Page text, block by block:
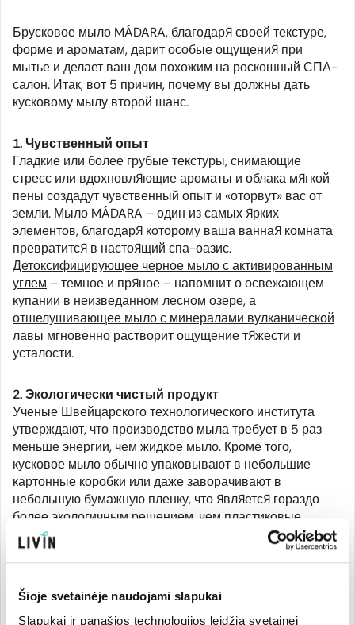
Šioje svetainėje naudojami slapukai
Slapukai ir panašios technologijos leidžia svetainei
Брусковое мыло MÁDARA, благодаря своей текстуре,
форме и ароматам, дарит особые ощущения при
мытье и делает ваш дом похожим на роскошный СПА-
салон. Итак, вот 5 причин, почему вы должны дать
кусковому мылу второй шанс.
1. Чувственный опыт
Гладкие или более грубые текстуры, снимающие
стресс или вдохновляющие ароматы и облака мягкой
пены создадут чувственный опыт и «оторвут» вас от
земли. Мыло MÁDARA – один из самых ярких
элементов, благодаря которому ваша ванная комната
превратится в настоящий спа-оазис.
Детоксифицирующее черное мыло с активированным
углем – темное и пряное – напомнит о освежающем
купании в неизведанном лесном озере, а
отшелушивающее мыло с минералами вулканической
лавы мгновенно растворит ощущение тяжести и
усталости.
2. Экологически чистый продукт
Ученые Швейцарского технологического института
утверждают, что производство мыла требует в 5 раз
меньше энергии, чем жидкое мыло. Кроме того,
кусковое мыло обычно упаковывают в небольшие
картонные коробки или даже заворачивают в
небольшую бумажную пленку, что является гораздо
более экологичным решением, чем пластиковые
неразлагаемые пакеты для мыла-щита. Оба выше
упомянутых мыла на 100% биоразлагаемы.